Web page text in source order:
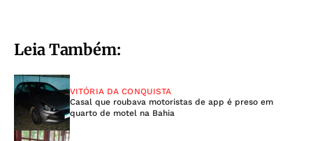
Leia Também:
VITÓRIA DA CONQUISTA
Casal que roubava motoristas de app é preso em
quarto de motel na Bahia